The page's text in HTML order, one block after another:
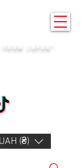
FROM JAPAN"​
UAH (₴)